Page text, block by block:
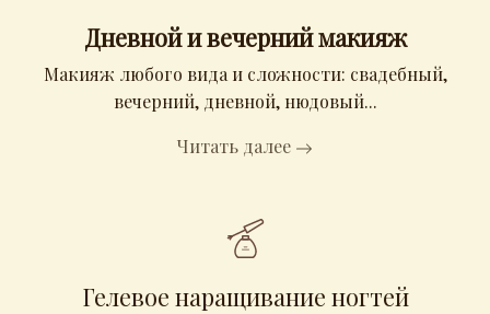
Дневной и вечерний макияж
Макияж любого вида и сложности: свадебный,
вечерний, дневной, нюдовый...
Читать далее
Гелевое наращивание ногтей